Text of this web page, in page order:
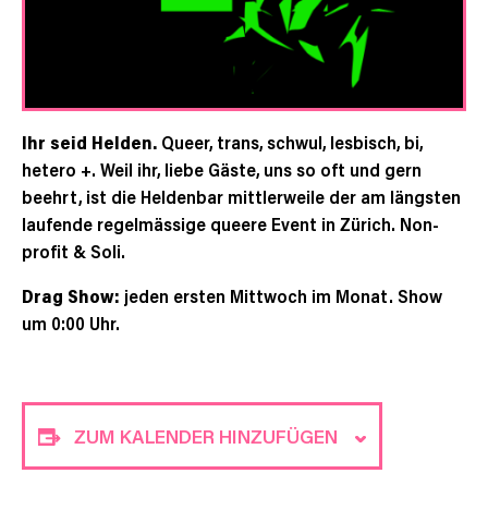
Ihr seid Helden. Queer, trans, schwul, lesbisch, bi,
hetero +. Weil ihr, liebe Gäste, uns so oft und gern
beehrt, ist die Heldenbar mittlerweile der am längsten
laufende regelmässige queere Event in Zürich. Non-
profit & Soli.
Drag Show: jeden ersten Mittwoch im Monat. Show
um 0:00 Uhr.
ZUM KALENDER HINZUFÜGEN